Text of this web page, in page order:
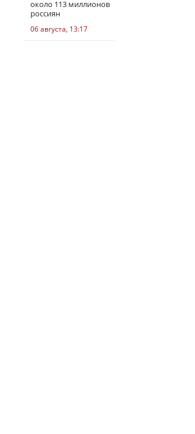
около 113 миллионов
россиян
06 августа, 13:17